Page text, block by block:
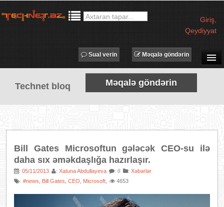
Giriş
Qeydiyyat
SUAL-CAVAB
TECHNET TV
MƏQALƏLƏR
PROQRAMLAR
AVADANLIQLAR
XƏBƏRLƏR
Məqalə göndərin
Sual verin
Technet bloq Məqalə göndərin
Bill Gates Microsoftun gələcək CEO-su ilə
daha sıx əməkdaşlığa hazırlaşır.
: 05/11/2013 : Xatuna Abdullayeva : 0 : Xəbərlər
: #news Bill Gates CEO Microsoft 4653